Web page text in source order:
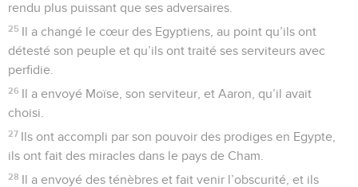
rendu plus puissant que ses adversaires.
25 Il a changé le cœur des Egyptiens, au point qu’ils ont
détesté son peuple et qu’ils ont traité ses serviteurs avec
perfidie.
26 Il a envoyé Moïse, son serviteur, et Aaron, qu’il avait
choisi.
27 Ils ont accompli par son pouvoir des prodiges en Egypte,
ils ont fait des miracles dans le pays de Cham.
28 Il a envoyé des ténèbres et fait venir l’obscurité, et ils